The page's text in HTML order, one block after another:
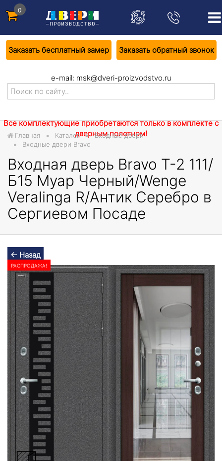
0
Заказать бесплатный замер Заказать обратный звонок
e-mail: msk@dveri-proizvodstvo.ru
Все комплектующие приобретаются только в комплекте с
дверным полотном!
Главная Каталог
Входные двери
Входные двери Bravo
Входная дверь Bravo T-2 111/
Б15 Муар Черный/Wenge
Veralinga R/Антик Серебро в
Сергиевом Посаде
← Назад
РАСПРОДАЖА!